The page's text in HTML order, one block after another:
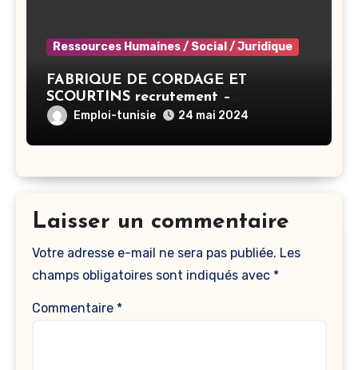
Ressources Humaines / Social / Juridique
FABRIQUE DE CORDAGE ET
SCOURTINS recrutement –
Responsable RH – Ben Arous
Emploi-tunisie 24 mai 2024
Laisser un commentaire
Votre adresse e-mail ne sera pas publiée. Les
champs obligatoires sont indiqués avec *
Commentaire *